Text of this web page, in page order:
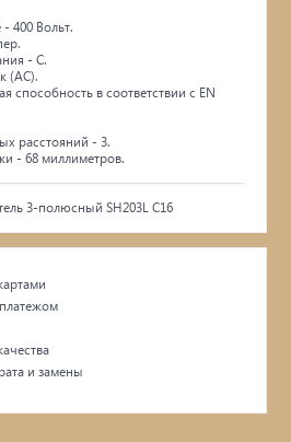
400 Вольт.
- C.
(AC).
в соответствии с EN
расстояний - 3.
- 68 миллиметров.
3-полюсный SH203L C16
и замены